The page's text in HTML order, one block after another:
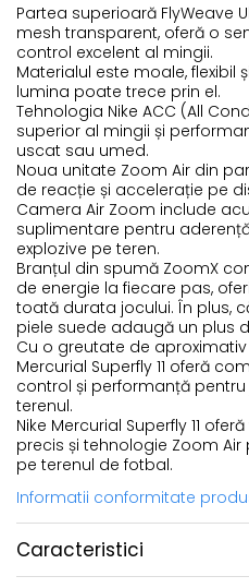
Partea superioară FlyWeave
mesh transparent, oferă o
control excelent al mingii.
Materialul este moale, flexibil
lumina poate trece prin el.
Tehnologia Nike ACC (All
superior al mingii și
uscat sau umed.
Noua unitate Zoom Air din
de reacție și accelerație pe
Camera Air Zoom include
suplimentare pentru
explozive pe teren.
Branțul din spumă ZoomX
de energie la fiecare pas,
toată durata jocului. În plus,
piele suede adaugă un plus
Cu o greutate de
Mercurial Superfly 11 oferă
control și performanță
terenul.
Nike Mercurial Superfly 11
precis și tehnologie Zoom
pe terenul de fotbal.
Informatii conformitate
Caracteristici